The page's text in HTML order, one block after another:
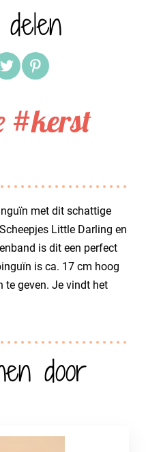
#kerst
met dit schattige
Little Darling en
is dit een perfect
is ca. 17 cm hoog
te geven. Je vindt het
door